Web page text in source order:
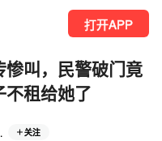
打开APP
叫，民警破门竟
租给她了
频 关注